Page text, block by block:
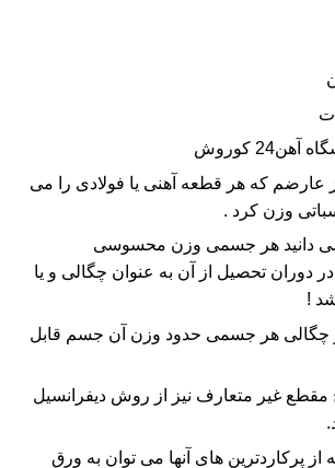
آهن24 کوروش
که هر قطعه آهنی یا فولادی را می
وزن کرد .
دانید هر جسمی وزن محسوسی
دوران تحصیل از آن به عنوان چگالی و یا
!
چگالی هر جسمی حدود وزن آن جسم قابل
غیر متعارف نیز از روش دیفرانسیل
پرکاردترین های آنها می توان به ورق